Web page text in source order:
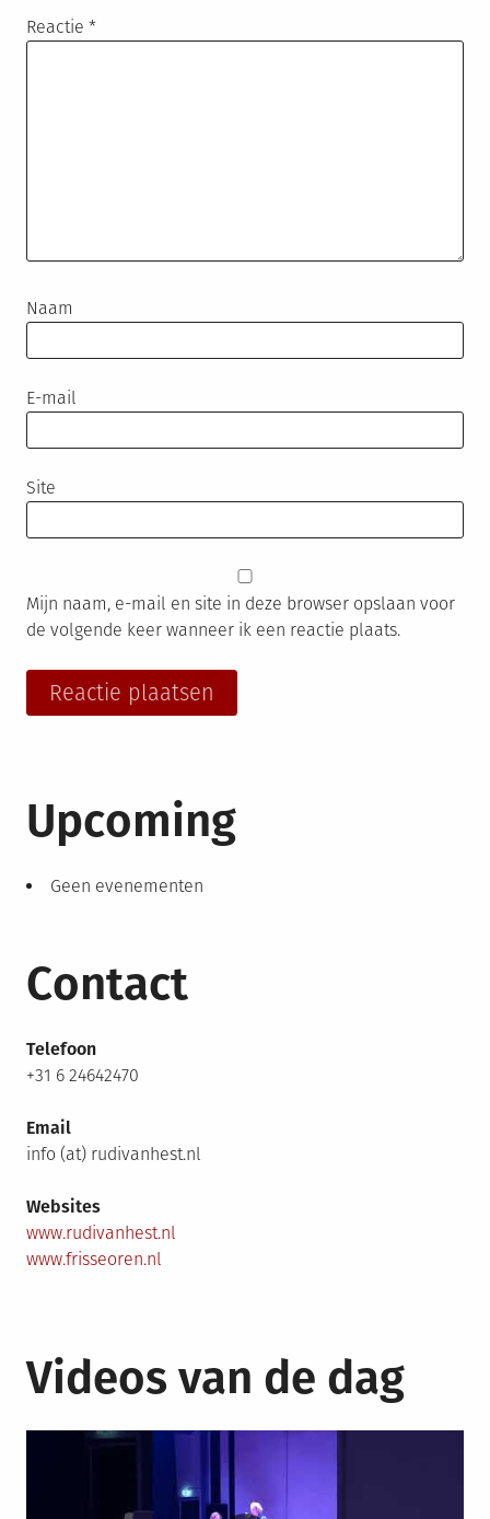
Reactie *
Naam
E-mail
Site
Mijn naam, e-mail en site in deze browser opslaan voor
de volgende keer wanneer ik een reactie plaats.
Upcoming
Geen evenementen
Contact
Telefoon
+31 6 24642470
Email
info (at) rudivanhest.nl
Websites
www.rudivanhest.nl
www.frisseoren.nl
Videos van de dag